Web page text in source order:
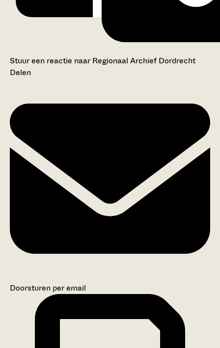
Stuur een reactie naar Regionaal Archief Dordrecht
Delen
Doorsturen per email